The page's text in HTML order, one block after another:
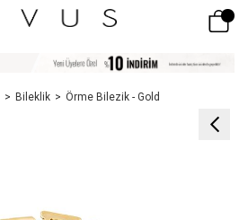
Bileklik Örme Bilezik - Gold